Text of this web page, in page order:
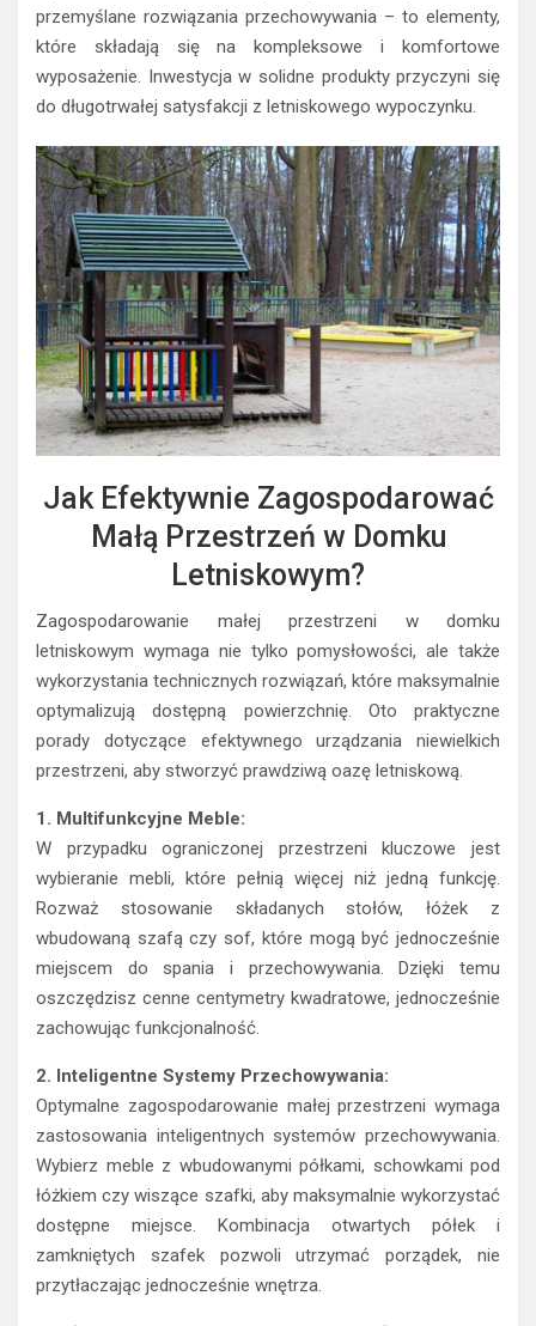
przemyślane rozwiązania przechowywania – to elementy,
które składają się na kompleksowe i komfortowe
wyposażenie. Inwestycja w solidne produkty przyczyni się
do długotrwałej satysfakcji z letniskowego wypoczynku.
Jak Efektywnie Zagospodarować
Małą Przestrzeń w Domku
Letniskowym?
Zagospodarowanie małej przestrzeni w domku
letniskowym wymaga nie tylko pomysłowości, ale także
wykorzystania technicznych rozwiązań, które maksymalnie
optymalizują dostępną powierzchnię. Oto praktyczne
porady dotyczące efektywnego urządzania niewielkich
przestrzeni, aby stworzyć prawdziwą oazę letniskową.
1. Multifunkcyjne Meble:
W przypadku ograniczonej przestrzeni kluczowe jest
wybieranie mebli, które pełnią więcej niż jedną funkcję.
Rozważ stosowanie składanych stołów, łóżek z
wbudowaną szafą czy sof, które mogą być jednocześnie
miejscem do spania i przechowywania. Dzięki temu
oszczędzisz cenne centymetry kwadratowe, jednocześnie
zachowując funkcjonalność.
2. Inteligentne Systemy Przechowywania:
Optymalne zagospodarowanie małej przestrzeni wymaga
zastosowania inteligentnych systemów przechowywania.
Wybierz meble z wbudowanymi półkami, schowkami pod
łóżkiem czy wiszące szafki, aby maksymalnie wykorzystać
dostępne miejsce. Kombinacja otwartych półek i
zamkniętych szafek pozwoli utrzymać porządek, nie
przytłaczając jednocześnie wnętrza.